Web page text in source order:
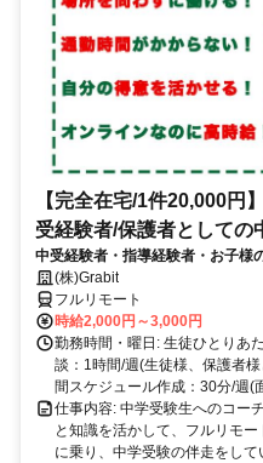
【完全在宅/1件20,000円
受経験者/保護者としての
中受経験者・指導経験者・お子様
1〜OK！/面接〜研修までオンライ
(株)Grabit
フルリモート
時給2,000円～3,000円
勤務時間・曜日: 生徒ひとりあ
談：1時間/週(生徒様、保護者
間スケジュール作成：30分/週(
仕事内容: 中学受験生へのコー
と知識を活かして、フルリモ
に乗り、中学受験の伴走をし